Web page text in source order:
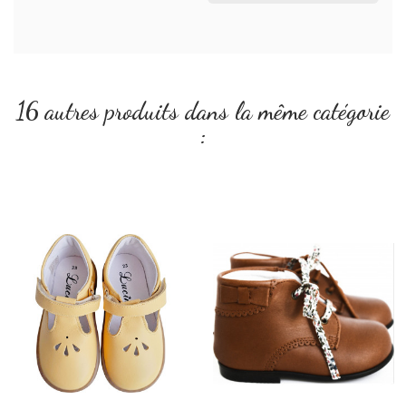
16 autres produits dans la même catégorie
: